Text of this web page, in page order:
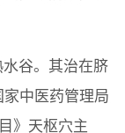
谷。其治在脐
家中医药管理局
》天枢穴主